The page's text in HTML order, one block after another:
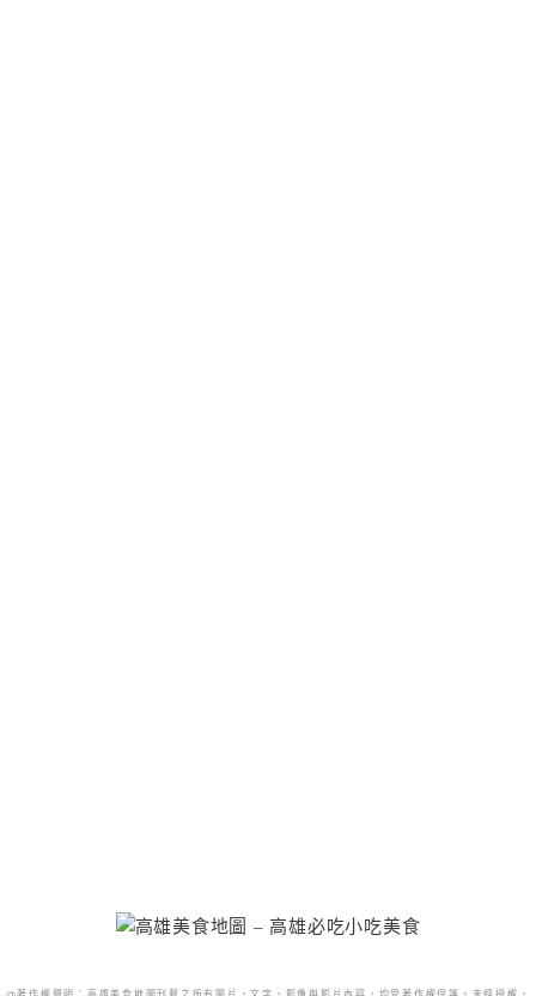
@著作權聲明：高雄美食地圖刊載之所有圖片、文字、影像與影片內容，均受著作權保護。未經授權，